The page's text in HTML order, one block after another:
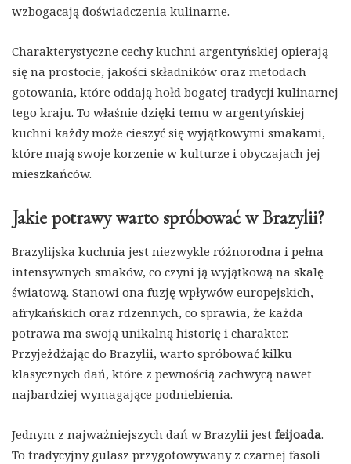
wzbogacają doświadczenia kulinarne.
Charakterystyczne cechy kuchni argentyńskiej opierają
się na prostocie, jakości składników oraz metodach
gotowania, które oddają hołd bogatej tradycji kulinarnej
tego kraju. To właśnie dzięki temu w argentyńskiej
kuchni każdy może cieszyć się wyjątkowymi smakami,
które mają swoje korzenie w kulturze i obyczajach jej
mieszkańców.
Jakie potrawy warto spróbować w Brazylii?
Brazylijska kuchnia jest niezwykle różnorodna i pełna
intensywnych smaków, co czyni ją wyjątkową na skalę
światową. Stanowi ona fuzję wpływów europejskich,
afrykańskich oraz rdzennych, co sprawia, że każda
potrawa ma swoją unikalną historię i charakter.
Przyjeżdżając do Brazylii, warto spróbować kilku
klasycznych dań, które z pewnością zachwycą nawet
najbardziej wymagające podniebienia.
Jednym z najważniejszych dań w Brazylii jest feijoada.
To tradycyjny gulasz przygotowywany z czarnej fasoli